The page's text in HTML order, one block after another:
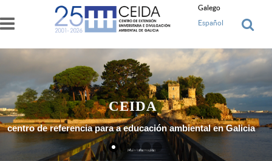
Ir o contido principal
Galego
Español
centro de referencia para a educación ambiental en Galicia
Máis Información
CEIDA